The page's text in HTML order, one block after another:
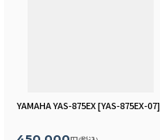
YAMAHA YAS-875EX[YAS-875EX-07]